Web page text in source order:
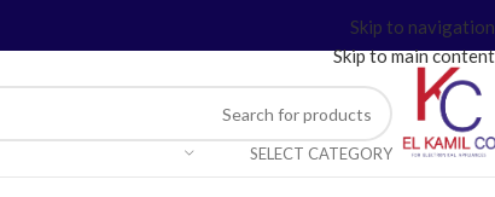
Skip to navigation
Skip to main content
SELECT CATEGORY